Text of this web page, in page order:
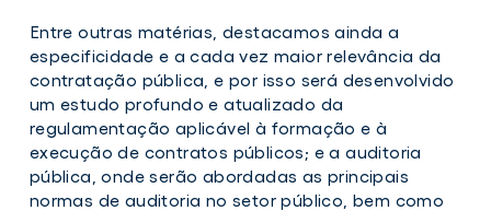
Entre outras matérias, destacamos ainda a
especificidade e a cada vez maior relevância da
contratação pública, e por isso será desenvolvido
um estudo profundo e atualizado da
regulamentação aplicável à formação e à
execução de contratos públicos; e a auditoria
pública, onde serão abordadas as principais
normas de auditoria no setor público, bem como